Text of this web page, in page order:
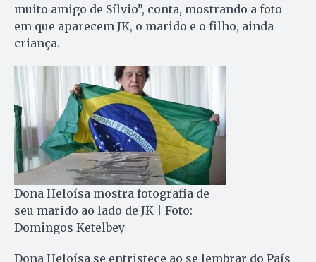
muito amigo de Sílvio”, conta, mostrando a foto
em que aparecem JK, o marido e o filho, ainda
criança.
Dona Heloísa mostra fotografia de
seu marido ao lado de JK | Foto:
Domingos Ketelbey
Dona Heloísa se entristece ao se lembrar do País